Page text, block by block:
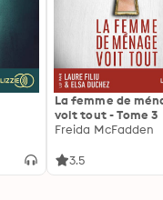
La femme de
voit tout - Tome 3
Freida McFadden
3.5